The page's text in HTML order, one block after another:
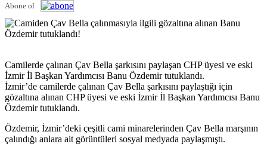
Abone ol
Camilerde çalınan Çav Bella şarkısını paylaşan CHP üyesi ve eski
İzmir İl Başkan Yardımcısı Banu Özdemir tutuklandı.
İzmir’de camilerde çalınan Çav Bella şarkısını paylaştığı için
gözaltına alınan CHP üyesi ve eski İzmir İl Başkan Yardımcısı Banu
Özdemir tutuklandı.
Özdemir, İzmir’deki çeşitli cami minarelerinden Çav Bella marşının
çalındığı anlara ait görüntüleri sosyal medyada paylaşmıştı.